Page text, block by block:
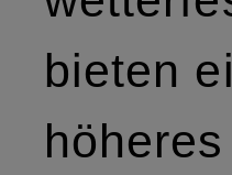
bieten
höheres